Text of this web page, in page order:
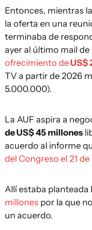
Entonces, mientras
la oferta en una
terminaba de
ayer al último mail
ofrecimiento deUS$
TV a partir de 2026
5.000.000).
La AUF aspira a
de US$ 45 millones
acuerdo al informe
del Congreso el 21 de
Allí estaba planteada
millones por la que
un acuerdo.